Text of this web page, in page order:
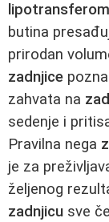
lipotransferom
butina
prirodan
zadnjice
zahvata na
sedenje i
Pravilna nega
je za
željenog
zadnjicu sve